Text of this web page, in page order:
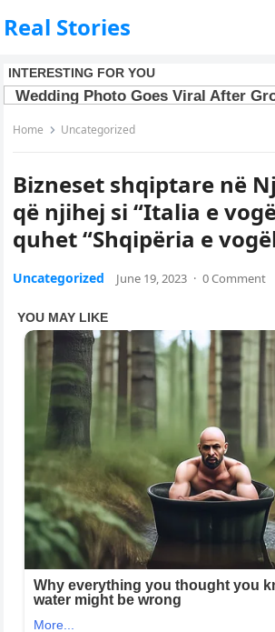
Real Stories
Home Uncategorized
Bizneset shqiptare në
që njihej si “Italia e
quhet “Shqipëria e
Uncategorized June 19, 2023 · 0 Comment